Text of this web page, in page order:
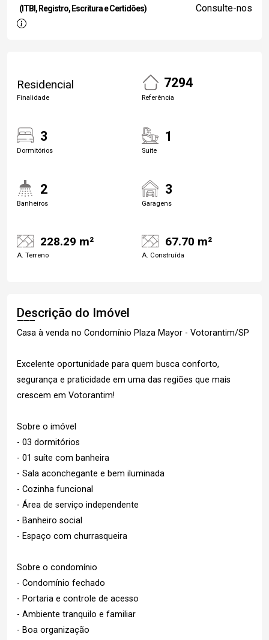
(ITBI, Registro, Escritura e Certidões) Consulte-nos
Residencial
Finalidade
7294
Referência
3
Dormitórios
1
Suite
2
Banheiros
3
Garagens
228.29 m²
A. Terreno
67.70 m²
A. Construída
Descrição do Imóvel
Casa à venda no Condomínio Plaza Mayor - Votorantim/SP
Excelente oportunidade para quem busca conforto,
segurança e praticidade em uma das regiões que mais
crescem em Votorantim!
Sobre o imóvel
- 03 dormitórios
- 01 suíte com banheira
- Sala aconchegante e bem iluminada
- Cozinha funcional
- Área de serviço independente
- Banheiro social
- Espaço com churrasqueira
Sobre o condomínio
- Condomínio fechado
- Portaria e controle de acesso
- Ambiente tranquilo e familiar
- Boa organização